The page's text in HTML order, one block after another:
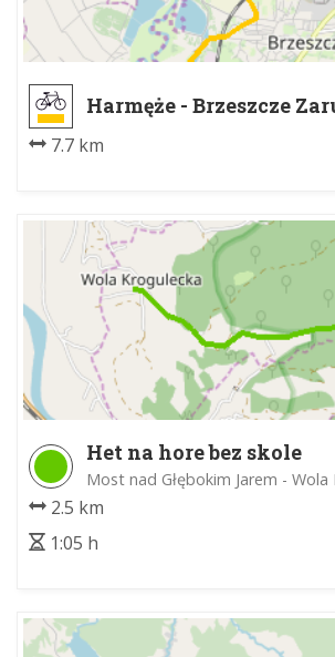
Harmęże - Brzeszcze
7.7 km
Het na hore bez skole
Most nad Głębokim Jarem - Wola
2.5 km
1:05 h